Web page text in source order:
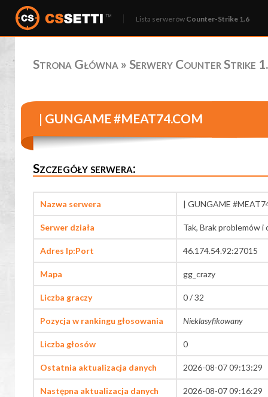
Lista serwerów Counter-Strike 1.6
Strona Główna » Serwery Counter Strike
| GUNGAME #MEAT74.COM
Szczegóły serwera:
Nazwa serwera | GUNGAME
Serwer działa Tak, Brak problemów i
Adres Ip:Port 46.174.54.92:27015
Mapa gg_crazy
Liczba graczy 0 / 32
Pozycja w rankingu głosowania Nieklasyfikowany
Liczba głosów 0
Ostatnia aktualizacja danych 2026-08-07 09:13:29
Następna aktualizacja danych 2026-08-07 09:16:29